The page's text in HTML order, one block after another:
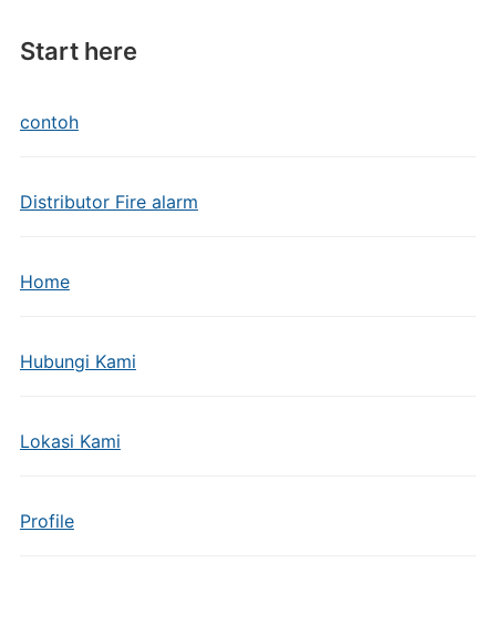
Start here
contoh
Distributor Fire alarm
Home
Hubungi Kami
Lokasi Kami
Profile